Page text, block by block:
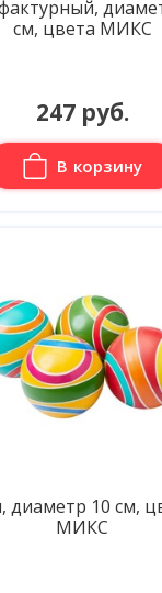
см, цвета МИКС
247 руб.
В корзину
диаметр 10 см,
МИКС